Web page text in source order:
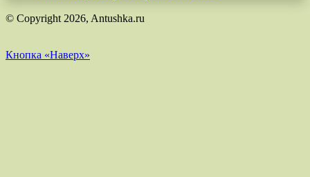
© Copyright 2026, Antushka.ru
Кнопка «Наверх»